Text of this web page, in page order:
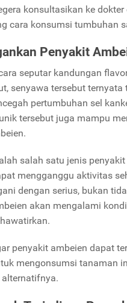
konsultasikan ke
cara konsumsi tumbuhan
Penyakit
seputar kandungan
senyawa tersebut ternyata
pertumbuhan sel
tersebut juga mampu
salah satu jenis
mengganggu aktivitas
dengan serius, bukan
akan mengalami
penyakit ambeien dapat
mengonsumsi tanaman